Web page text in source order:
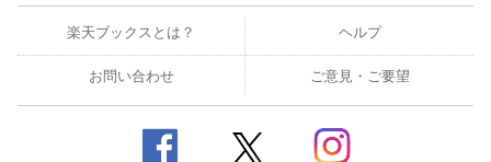
楽天ブックスとは？ ヘルプ
お問い合わせ ご意見・ご要望